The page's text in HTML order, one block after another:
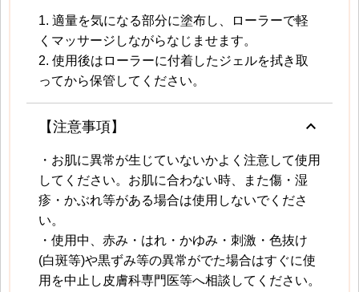
1. 適量を気になる部分に塗布し、ローラーで軽
くマッサージしながらなじませます。
2. 使用後はローラーに付着したジェルを拭き取
ってから保管してください。
【注意事項】 keyboard_arrow_up
・お肌に異常が生じていないかよく注意して使用
してください。お肌に合わない時、また傷・湿
疹・かぶれ等がある場合は使用しないでくださ
い。
・使用中、赤み・はれ・かゆみ・刺激・色抜け
(白斑等)や黒ずみ等の異常がでた場合はすぐに使
用を中止し皮膚科専門医等へ相談してください。